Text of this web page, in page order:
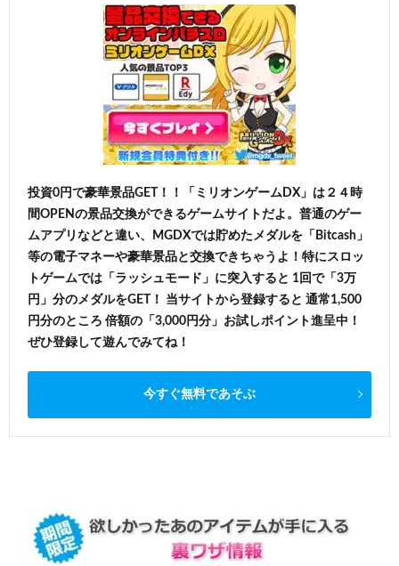
投資0円で豪華景品GET！！「ミリオンゲームDX」は２４時
間OPENの景品交換ができるゲームサイトだよ。普通のゲー
ムアプリなどと違い、MGDXでは貯めたメダルを「Bitcash」
等の電子マネーや豪華景品と交換できちゃうよ！特にスロッ
トゲームでは「ラッシュモード」に突入すると 1回で「3万
円」分のメダルをGET！ 当サイトから登録すると 通常1,500
円分のところ 倍額の「3,000円分」お試しポイント進呈中！
ぜひ登録して遊んでみてね！
今すぐ無料であそぶ